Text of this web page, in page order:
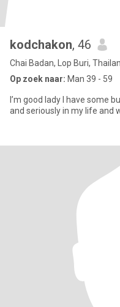
kodchakon, 46
Chai Badan, Lop Buri,
Op zoek naar: Man 39 - 59
I’m good lady I have some
and seriously in my life and